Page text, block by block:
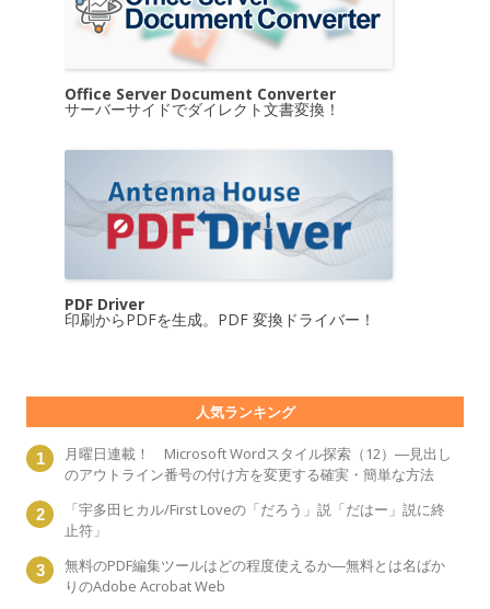
Office Server Document Converter
サーバーサイドでダイレクト文書変換！
PDF Driver
印刷からPDFを生成。PDF 変換ドライバー！
人気ランキング
月曜日連載！ Microsoft Wordスタイル探索（12）―見出し
のアウトライン番号の付け方を変更する確実・簡単な方法
「宇多田ヒカル/First Loveの「だろう」説「だはー」説に終
止符」
無料のPDF編集ツールはどの程度使えるか―無料とは名ばか
りのAdobe Acrobat Web